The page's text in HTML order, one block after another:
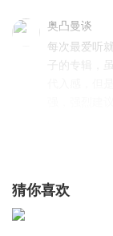
奥凸曼谈
每次最爱听
子的专辑，
强，强烈建
猜你喜欢